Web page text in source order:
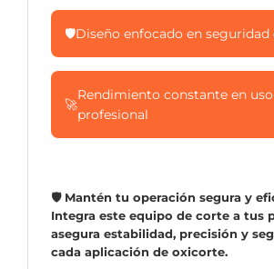
🛡️Diseño enfocado en seguridad
🚀
Rendimiento constante en uso
profesional
🛡️ Mantén tu operación segura y
Integra este equipo de corte a tus
asegura estabilidad, precisión y
cada aplicación de oxicorte.